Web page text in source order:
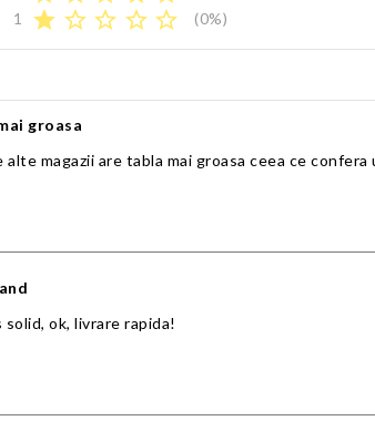
1
star star_border star_border star_border star_border (0%)
groasa
alte magazii are tabla mai groasa ceea ce
solid, ok, livrare rapida!